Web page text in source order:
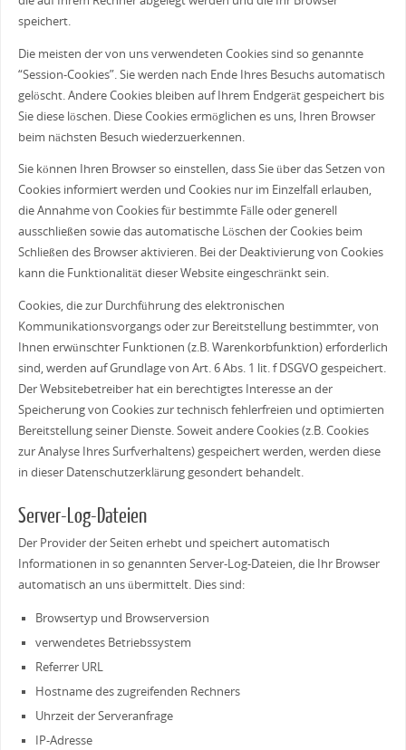
speichert.
Die meisten der von uns verwendeten Cookies sind so genannte
“Session-Cookies”. Sie werden nach Ende Ihres Besuchs automatisch
gelöscht. Andere Cookies bleiben auf Ihrem Endgerät gespeichert bis
Sie diese löschen. Diese Cookies ermöglichen es uns, Ihren Browser
beim nächsten Besuch wiederzuerkennen.
Sie können Ihren Browser so einstellen, dass Sie über das Setzen von
Cookies informiert werden und Cookies nur im Einzelfall erlauben,
die Annahme von Cookies für bestimmte Fälle oder generell
ausschließen sowie das automatische Löschen der Cookies beim
Schließen des Browser aktivieren. Bei der Deaktivierung von Cookies
kann die Funktionalität dieser Website eingeschränkt sein.
Cookies, die zur Durchführung des elektronischen
Kommunikationsvorgangs oder zur Bereitstellung bestimmter, von
Ihnen erwünschter Funktionen (z.B. Warenkorbfunktion) erforderlich
sind, werden auf Grundlage von Art. 6 Abs. 1 lit. f DSGVO gespeichert.
Der Websitebetreiber hat ein berechtigtes Interesse an der
Speicherung von Cookies zur technisch fehlerfreien und optimierten
Bereitstellung seiner Dienste. Soweit andere Cookies (z.B. Cookies
zur Analyse Ihres Surfverhaltens) gespeichert werden, werden diese
in dieser Datenschutzerklärung gesondert behandelt.
Server-Log-Dateien
Der Provider der Seiten erhebt und speichert automatisch
Informationen in so genannten Server-Log-Dateien, die Ihr Browser
automatisch an uns übermittelt. Dies sind:
Browsertyp und Browserversion
verwendetes Betriebssystem
Referrer URL
Hostname des zugreifenden Rechners
Uhrzeit der Serveranfrage
IP-Adresse